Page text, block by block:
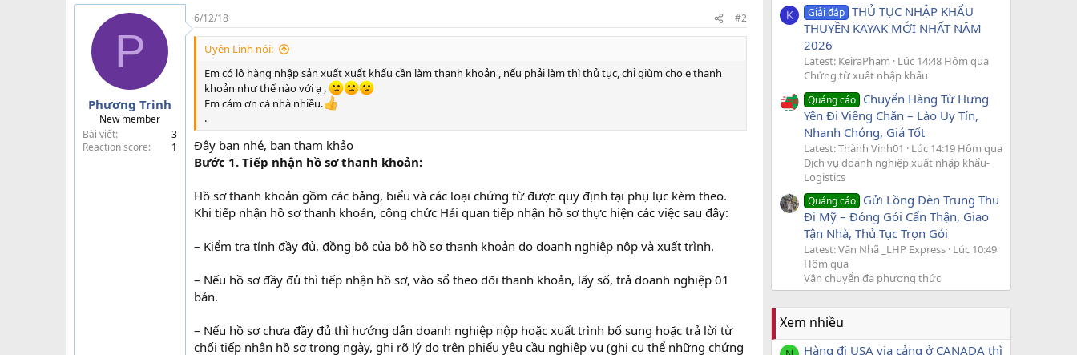
t
i
P
Phương Trinh
New member
Bài viết
3
Reaction score
1
6/12/18 #2
Uyên Linh nói:
Em có lô hàng nhập sản xuất xuất khẩu cần làm thanh khoản , nếu phải làm thì thủ tục, chỉ giùm cho e thanh
khoản như thế nào với ạ ,
Em cảm ơn cả nhà nhiều.
.
Đây bạn nhé, bạn tham khảo
Bước 1. Tiếp nhận hồ sơ thanh khoản:
Hồ sơ thanh khoản gồm các bảng, biểu và các loại chứng từ được quy định tại phụ lục kèm theo.
Khi tiếp nhận hồ sơ thanh khoản, công chức Hải quan tiếp nhận hồ sơ thực hiện các việc sau đây:
– Kiểm tra tính đầy đủ, đồng bộ của bộ hồ sơ thanh khoản do doanh nghiệp nộp và xuất trình.
– Nếu hồ sơ đầy đủ thì tiếp nhận hồ sơ, vào sổ theo dõi thanh khoản, lấy số, trả doanh nghiệp 01
bản.
– Nếu hồ sơ chưa đầy đủ thì hướng dẫn doanh nghiệp nộp hoặc xuất trình bổ sung hoặc trả lời từ
chối tiếp nhận hồ sơ trong ngày, ghi rõ lý do trên phiếu yêu cầu nghiệp vụ (ghi cụ thể những chứng
K Giải đáp THỦ TỤC NHẬP KHẨU
THUYỀN KAYAK MỚI NHẤT NĂM
2026
Latest: KeiraPham
Lúc 14:48 Hôm qua
Chứng từ xuất nhập khẩu
Quảng cáo Chuyển Hàng Từ Hưng
Yên Đi Viêng Chăn – Lào Uy Tín,
Nhanh Chóng, Giá Tốt
Latest: Thành Vinh01
Lúc 14:19 Hôm qua
Dịch vụ doanh nghiệp xuất nhập khẩu-
Logistics
Quảng cáo Gửi Lồng Đèn Trung Thu
Đi Mỹ – Đóng Gói Cẩn Thận, Giao
Tận Nhà, Thủ Tục Trọn Gói
Latest: Văn Nhã _LHP Express Lúc 10:49
Hôm qua
Vận chuyển đa phương thức
Xem nhiều
Hàng đi USA via cảng ở CANADA thì